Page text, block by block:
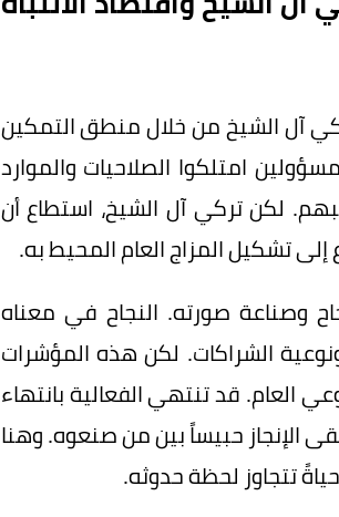
آل الشيخ من خلال منطق التمكين
امتلكوا الصلاحيات والموارد
لكن تركي آل الشيخ، استطاع أن
إلى تشكيل المزاج العام المحيط به.
وصناعة صورته. النجاح في معناه
الشراكات. لكن هذه المؤشرات
العام. قد تنتهي الفعالية بانتهاء
الإنجاز حبيساً بين من صنعوه. وهنا
تتجاوز لحظة حدوثه.